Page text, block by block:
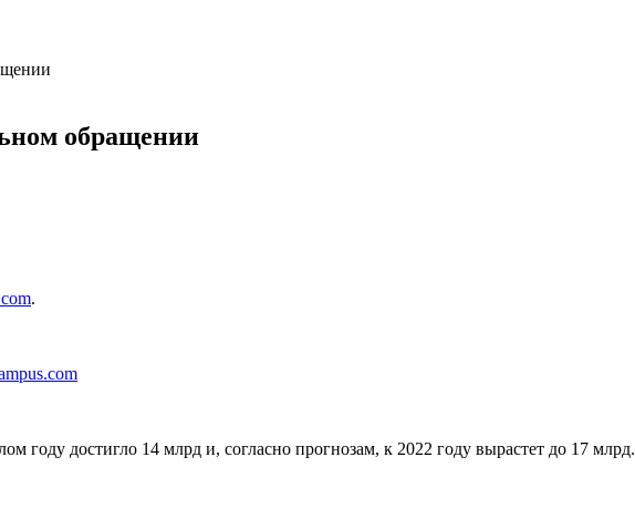
обращении
.
достигло 14 млрд и, согласно прогнозам, к 2022 году вырастет до 17 млрд.